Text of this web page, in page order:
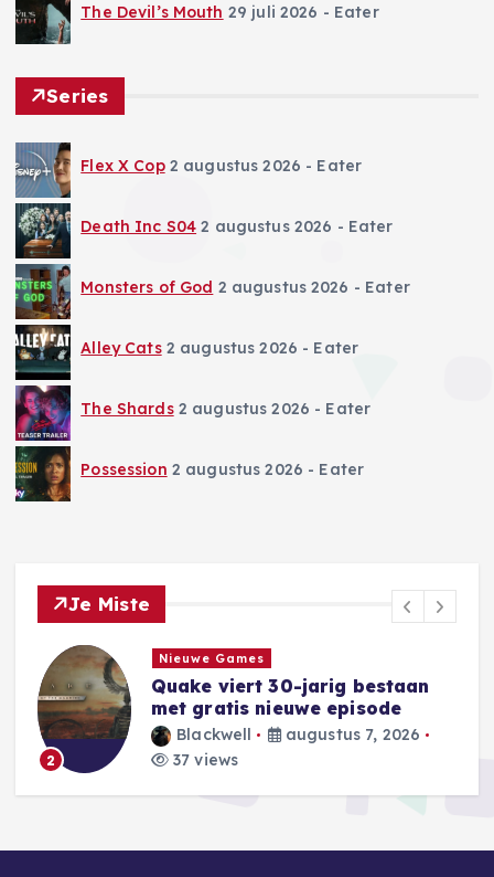
The Devil’s Mouth 29 juli 2026 - Eater
Series
Flex X Cop 2 augustus 2026 - Eater
Death Inc S04 2 augustus 2026 - Eater
Monsters of God 2 augustus 2026 - Eater
Alley Cats 2 augustus 2026 - Eater
The Shards 2 augustus 2026 - Eater
Possession 2 augustus 2026 - Eater
Je Miste
Gecanceld Vernieuwd in ontwikeling
Komt er Sugar seizoen 3 op
Apple TV?
Eater
augustus 7, 2026
33 views